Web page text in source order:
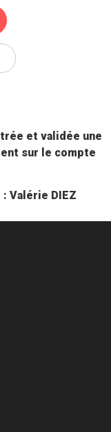
et validée une
sur le compte
Valérie DIEZ